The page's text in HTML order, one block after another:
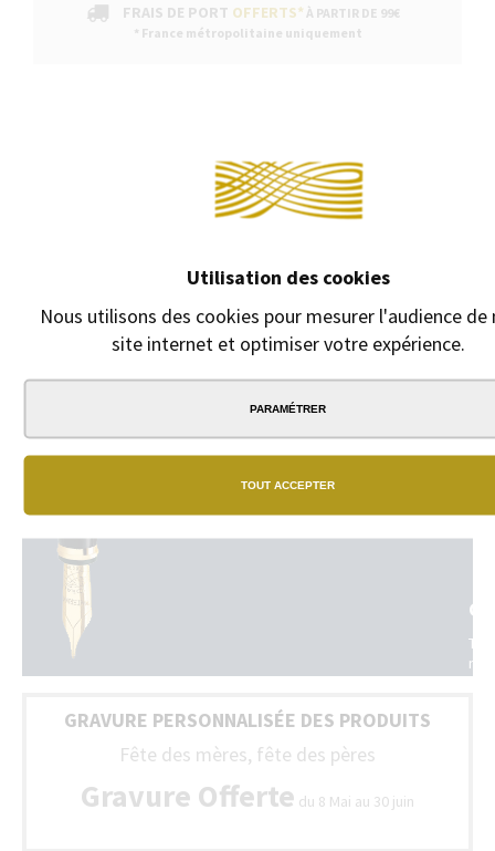
Utilisation des cookies
Nous utilisons des cookies pour mesurer l'audience de
site internet et optimiser votre expérience.
PARAMÉTRER
TOUT ACCEPTER
FRAIS DE PORT OFFERTS* À PARTIR DE 99€
* France métropolitaine uniquement
Lot de 2 recharges économiques pour stylo bille Parker encre
vrai
la
nos
GRAVURE PERSONNALISÉE DES PRODUITS
Fête des mères, fête des pères
Gravure Offerte du 8 Mai au 30 juin